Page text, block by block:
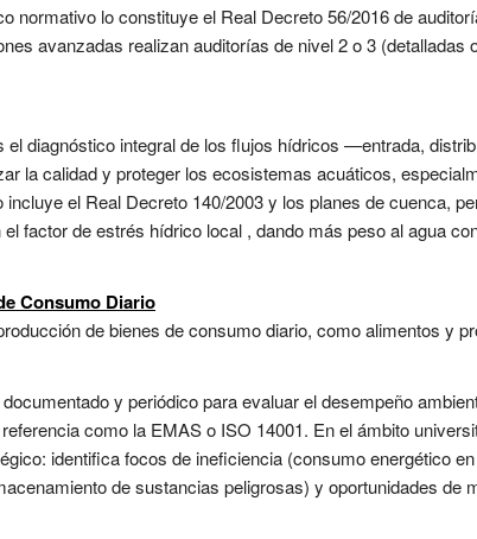
normativo lo constituye el Real Decreto 56/2016 de
avanzadas realizan auditorías de nivel 2 o 3 (detalladas
diagnóstico integral de los flujos hídricos —entrada,
la calidad y proteger los ecosistemas acuáticos,
el Real Decreto 140/2003 y los planes de cuenca,
factor de estrés hídrico local , dando más peso al agua
Consumo Diario
de bienes de consumo diario, como alimentos y
y periódico para evaluar el desempeño
como la EMAS o ISO 14001. En el ámbito
identifica focos de ineficiencia (consumo energético
de sustancias peligrosas) y oportunidades de